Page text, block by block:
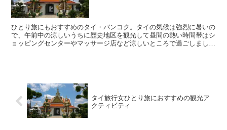
ひとり旅にもおすすめのタイ・バンコク。タイの気候は強烈に暑いの
で、午前中の涼しいうちに歴史地区を観光して昼間の熱い時間帯はシ
ョッピングセンターやマッサージ店など涼しいところで過ごしましょ
タイ旅行女ひとり旅におすすめの観光ア
クティビティ